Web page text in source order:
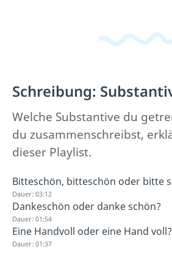
Schreibung:
Welche Substantive du
du zusammenschreibst,
dieser Playlist.
Bitteschön, bitteschön oder bitte
Dauer: 03:12
Dankeschön oder danke schön?
Dauer: 01:54
Eine Handvoll oder eine Hand voll?
Dauer: 01:37